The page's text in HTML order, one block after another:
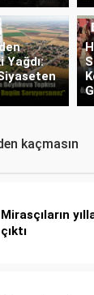
Yağdı:
kaçmasın
Mirasçıların
çıktı